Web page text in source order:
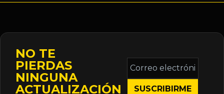
NO TE
PIERDAS
NINGUNA
ACTUALIZACIÓN
Correo
electrónico
*